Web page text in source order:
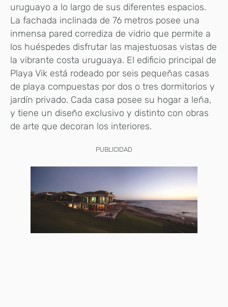
uruguayo a lo largo de sus diferentes espacios.
La fachada inclinada de 76 metros posee una
inmensa pared corrediza de vidrio que permite a
los huéspedes disfrutar las majestuosas vistas de
la vibrante costa uruguaya. El edificio principal de
Playa Vik está rodeado por seis pequeñas casas
de playa compuestas por dos o tres dormitorios y
jardín privado. Cada casa posee su hogar a leña,
y tiene un diseño exclusivo y distinto con obras
de arte que decoran los interiores.
PUBLICIDAD